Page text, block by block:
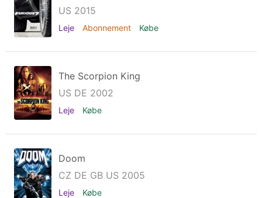
US 2015
Leje Abonnement Købe
The Scorpion King
US DE 2002
Leje Købe
Doom
CZ DE GB US 2005
Leje Købe